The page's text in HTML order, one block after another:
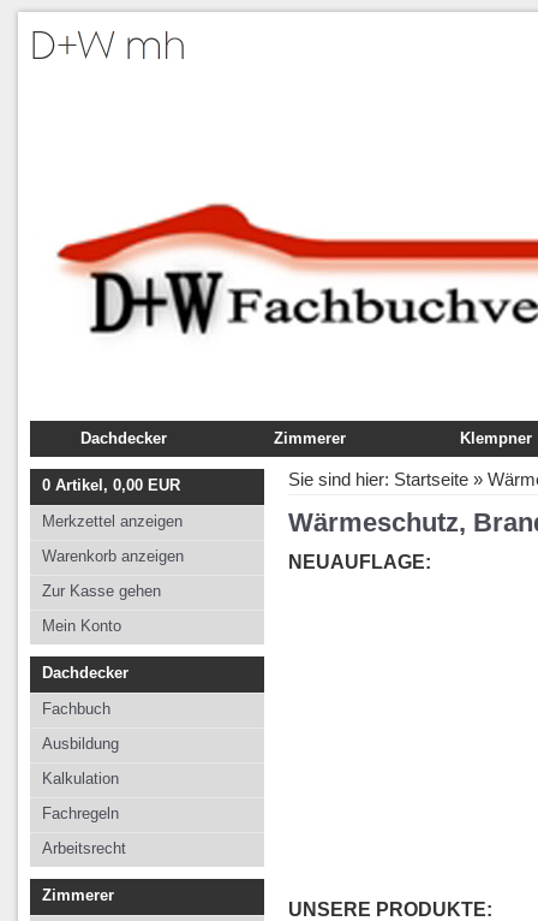
Dachdecker
Fachbuch
Ausbildung
Kalkulation
Fachregeln
Arbeitsrecht
Zimmerer
Fachbuch
Ausbildung
Klempner
Fachbuch
Ausbildung
0 Artikel, 0,00 EUR
Merkzettel anzeigen
Warenkorb anzeigen
Zur Kasse gehen
Mein Konto
Dachdecker
Fachbuch
Ausbildung
Kalkulation
Fachregeln
Arbeitsrecht
Zimmerer
Sie sind hier: Startseite »
Wärmeschutz,
NEUAUFLAGE:
UNSERE PRODUKTE: